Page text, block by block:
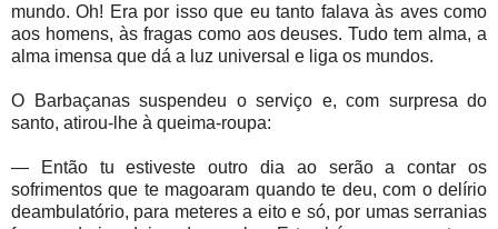
mundo. Oh! Era por isso que eu tanto falava às aves como
aos homens, às fragas como aos deuses. Tudo tem alma, a
alma imensa que dá a luz universal e liga os mundos.
O Barbaçanas suspendeu o serviço e, com surpresa do
santo, atirou-lhe à queima-roupa:
— Então tu estiveste outro dia ao serão a contar os
sofrimentos que te magoaram quando te deu, com o delírio
deambulatório, para meteres a eito e só, por umas serranias